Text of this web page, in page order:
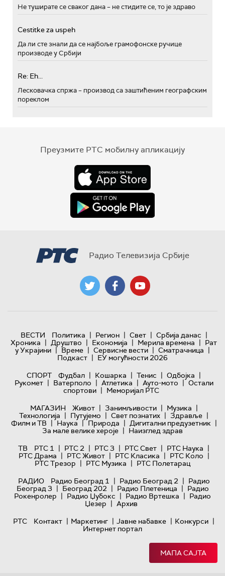
Не туширате се сваког дана – не стидите се, то је здраво
Cestitke za uspeh
Да ли сте знали да се најбоље грамофонске ручице
производе у Србији
Re: Eh...
Лесковачка спржа – производ са заштићеним географским
пореклом
Преузмите РТС мобилну апликацију
Радио Телевизија Србије
ВЕСТИ Политика | Регион | Свет | Србија данас |
Хроника | Друштво | Економија | Мерила времена | Рат
у Украјини | Време | Сервисне вести | Сматрачница |
Подкаст | ЕУ могућности 2026
СПОРТ
Фудбал | Кошарка | Тенис | Одбојка |
Рукомет | Ватерполо | Атлетика | Ауто-мото | Остали
спортови | Меморијал РТС
МАГАЗИН
Живот | Занимљивости | Музика |
Технологијa | Путујемо | Свет познатих | Здравље |
Филм и ТВ | Наука | Природа | Дигитални предузетник |
За мале велике хероје | Наизглед здрав
ТВ
РТС 1 | РТС 2 | РТС 3 | РТС Свет | РТС Наука |
РТС Драма | РТС Живот | РТС Класика | РТС Коло |
РТС Трезор | РТС Музика | РТС Полетарац
РАДИО
Радио Београд 1 | Радио Београд 2 | Радио
Београд 3 | Београд 202 | Радио Плетеница | Радио
Рокенролер | Радио Џубокс | Радио Вртешка | Радио
Џезер | Архив
РТС
Контакт | Маркетинг | Јавне набавке | Конкурси |
Интернет портал
МАПА САЈТА